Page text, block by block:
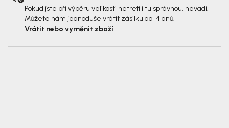
Pokud jste při výběru velikosti netrefili tu správnou, nevadí!
Můžete nám jednoduše vrátit zásilku do 14 dnů.
Vrátit nebo vyměnit zboží